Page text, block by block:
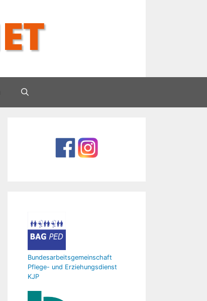
Bundesarbeitsgemeinschaft
Pflege- und Erziehungsdienst
KJP